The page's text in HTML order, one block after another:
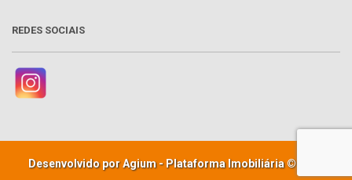
REDES SOCIAIS
Desenvolvido por Agium - Plataforma Imobiliária © 2026